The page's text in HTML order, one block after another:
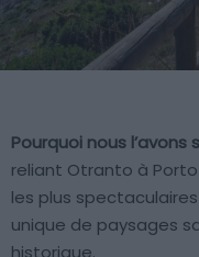
Pourquoi nous l’avons
reliant Otranto à
les plus
unique de paysages
historique.